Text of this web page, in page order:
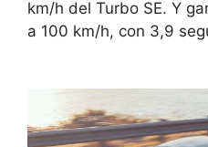
km/h del Turbo SE. Y
a 100 km/h, con 3,9